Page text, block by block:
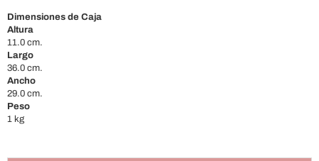
Dimensiones de Caja
Altura
11.0 cm.
Largo
36.0 cm.
Ancho
29.0 cm.
Peso
1 kg